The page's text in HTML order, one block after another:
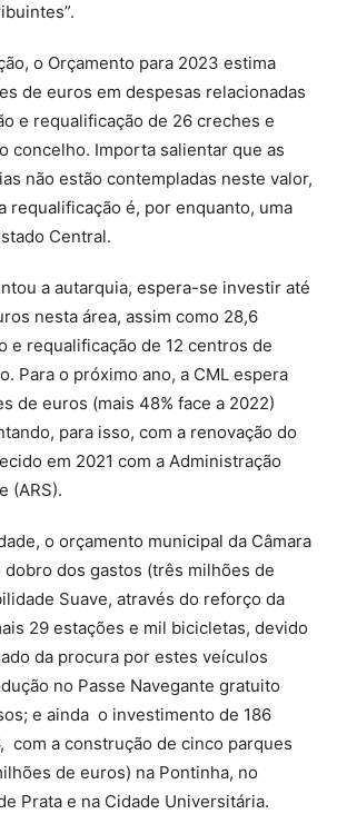
o Orçamento para 2023 estima
de euros em despesas relacionadas
e requalificação de 26 creches e
concelho. Importa salientar que as
não estão contempladas neste valor,
requalificação é, por enquanto, uma
Central.
a autarquia, espera-se investir até
nesta área, assim como 28,6
e requalificação de 12 centros de
Para o próximo ano, a CML espera
de euros (mais 48% face a 2022)
para isso, com a renovação do
em 2021 com a Administração
(ARS).
o orçamento municipal da Câmara
dos gastos (três milhões de
Suave, através do reforço da
29 estações e mil bicicletas, devido
da procura por estes veículos
no Passe Navegante gratuito
e ainda o investimento de 186
com a construção de cinco parques
de euros) na Pontinha, no
Prata e na Cidade Universitária.